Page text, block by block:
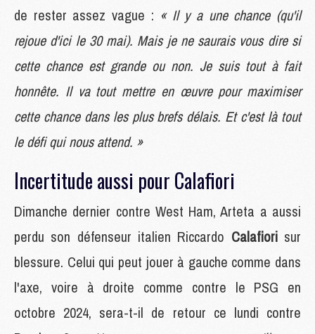
de rester assez vague : « Il y a une chance (qu'il
rejoue d'ici le 30 mai). Mais je ne saurais vous dire si
cette chance est grande ou non. Je suis tout à fait
honnête. Il va tout mettre en œuvre pour maximiser
cette chance dans les plus brefs délais. Et c'est là tout
le défi qui nous attend. »
Incertitude aussi pour Calafiori
Dimanche dernier contre West Ham, Arteta a aussi
perdu son défenseur italien Riccardo Calafiori sur
blessure. Celui qui peut jouer à gauche comme dans
l'axe, voire à droite comme contre le PSG en
octobre 2024, sera-t-il de retour ce lundi contre